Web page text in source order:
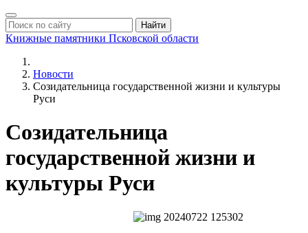
Найти
Книжные памятники Псковской области
Новости
Созидательница государственной жизни и культуры
Руси
Созидательница
государственной жизни и
культуры Руси